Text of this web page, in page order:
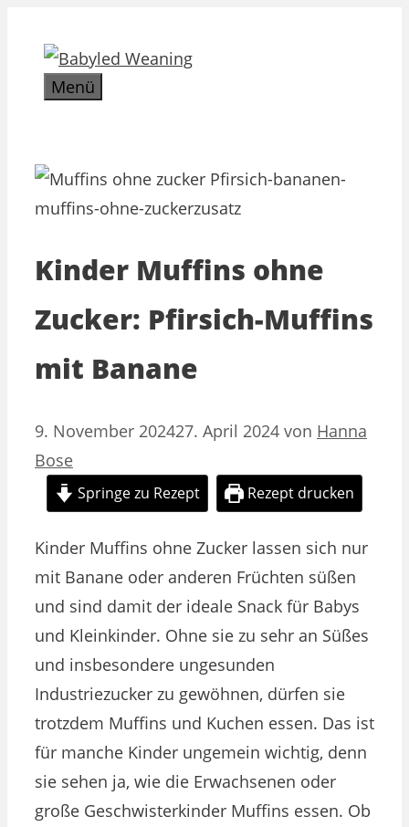
Inhalt
springenMenü
Kinder Muffins ohne
Zucker: Pfirsich-Muffins
mit Banane
9. November 202427. April 2024 von Hanna
Bose
Springe zu Rezept Rezept drucken
Kinder Muffins ohne Zucker lassen sich nur
mit Banane oder anderen Früchten süßen
und sind damit der ideale Snack für Babys
und Kleinkinder. Ohne sie zu sehr an Süßes
und insbesondere ungesunden
Industriezucker zu gewöhnen, dürfen sie
trotzdem Muffins und Kuchen essen. Das ist
für manche Kinder ungemein wichtig, denn
sie sehen ja, wie die Erwachsenen oder
große Geschwisterkinder Muffins essen. Ob